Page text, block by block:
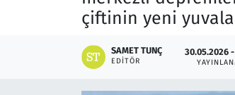
çiftinin yeni
SAMET TUNÇ
EDITÖR
30.05.2026
Televizyon